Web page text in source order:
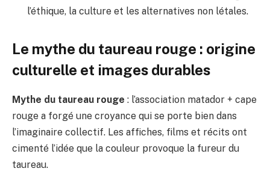
l’éthique, la culture et les alternatives non létales.
Le mythe du taureau rouge : origine
culturelle et images durables
Mythe du taureau rouge : l’association matador + cape
rouge a forgé une croyance qui se porte bien dans
l’imaginaire collectif. Les affiches, films et récits ont
cimenté l’idée que la couleur provoque la fureur du
taureau.